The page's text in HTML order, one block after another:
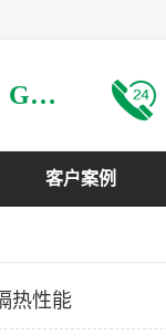
主要生产：GRG材料、GRG吊、GRG构件、GRG线条、GRG艺术造型、GRG吊材料等
客户案例
热性能